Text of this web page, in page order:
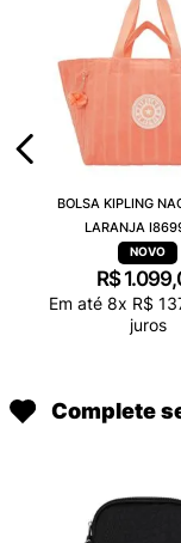
BOLSA KIPLING
LARANJA
R$ 1.099,
Em até 8x R$
juros
Complete